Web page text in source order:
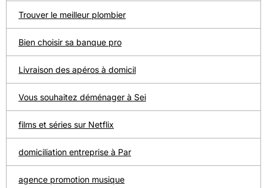
Trouver le meilleur plombier
Bien choisir sa banque pro
Livraison des apéros à domicil
Vous souhaitez déménager à Sei
films et séries sur Netflix
domiciliation entreprise à Par
agence promotion musique